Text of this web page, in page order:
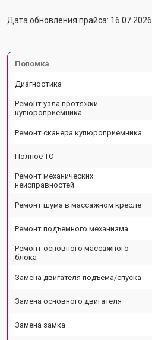
Дата обновления прайса: 16.07.2026
Поломка
Диагностика
Ремонт узла протяжки
купюроприемника
Ремонт сканера купюроприемника
Полное ТО
Ремонт механических
неисправностей
Ремонт шума в массажном кресле
Ремонт подъемного механизма
Ремонт основного массажного
блока
Замена двигателя подъема/спуска
Замена основного двигателя
Замена замка